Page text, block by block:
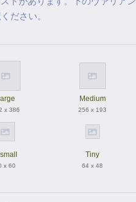
ださい。
x 386
Medium
256 x 193
x 60
Tiny
64 x 48